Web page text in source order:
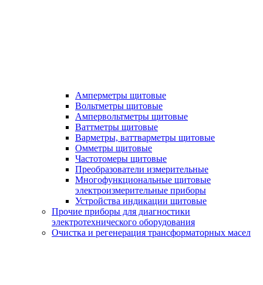
Амперметры щитовые
Вольтметры щитовые
Ампервольтметры щитовые
Ваттметры щитовые
Варметры, ваттварметры щитовые
Омметры щитовые
Частотомеры щитовые
Преобразователи измерительные
Многофункциональные щитовые
электроизмерительные приборы
Устройства индикации щитовые
Прочие приборы для диагностики
электротехнического оборудования
Очистка и регенерация трансформаторных масел